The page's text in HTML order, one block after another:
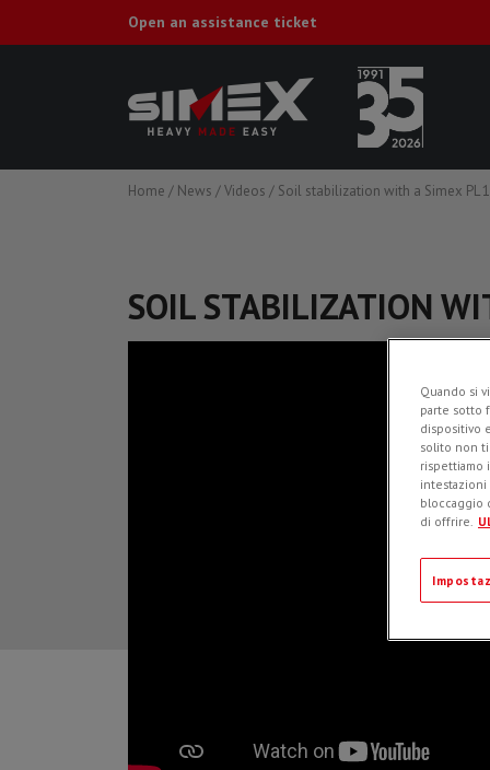
Open an assistance ticket
Home / News /Videos / Soil stabilization with a Simex PL
SOIL STABILIZATION
Quando si
parte sotto
dispositivo
solito non ti
rispettiamo
intestazioni
bloccaggio
di offrire.